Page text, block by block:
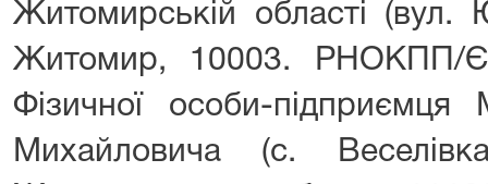
Житомирській області
Житомир, 10003. РНОКПП/
Фізичної особи-
Михайловича (с.